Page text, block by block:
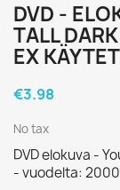
DVD -
TALL
EX
€3.98
No tax
DVD elokuva -
- vuodelta: